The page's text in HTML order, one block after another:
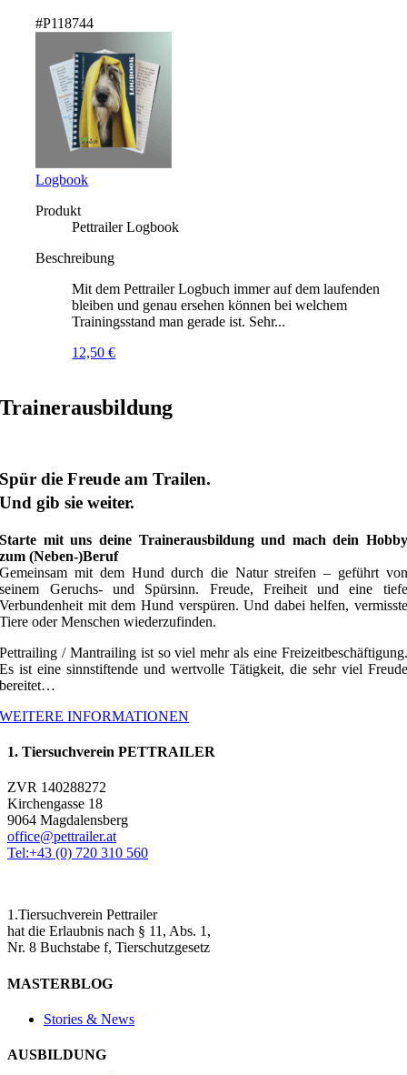
#P118744
Logbook
Produkt
Pettrailer Logbook
Beschreibung
Mit dem Pettrailer Logbuch immer auf dem laufenden
bleiben und genau ersehen können bei welchem
Trainingsstand man gerade ist. Sehr...
12,50€
Trainerausbildung
Spür die Freude am Trailen.
Und gib sie weiter.
Starte mit uns deine Trainerausbildung und mach dein Hobby
zum (Neben-)Beruf
Gemeinsam mit dem Hund durch die Natur streifen – geführt von
seinem Geruchs- und Spürsinn. Freude, Freiheit und eine tiefe
Verbundenheit mit dem Hund verspüren. Und dabei helfen, vermisste
Tiere oder Menschen wiederzufinden.
Pettrailing / Mantrailing ist so viel mehr als eine Freizeitbeschäftigung.
Es ist eine sinnstiftende und wertvolle Tätigkeit, die sehr viel Freude
bereitet…
WEITERE INFORMATIONEN
1. Tiersuchverein PETTRAILER
ZVR 140288272
Kirchengasse 18
9064 Magdalensberg
office@pettrailer.at
Tel:+43 (0) 720 310 560
1.Tiersuchverein Pettrailer
hat die Erlaubnis nach § 11, Abs. 1,
Nr. 8 Buchstabe f, Tierschutzgesetz
MASTERBLOG
Stories & News
AUSBILDUNG